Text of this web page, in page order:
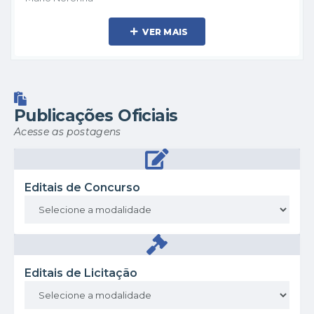
VER MAIS
Publicações Oficiais
Acesse as postagens
Editais de Concurso
Editais de Licitação